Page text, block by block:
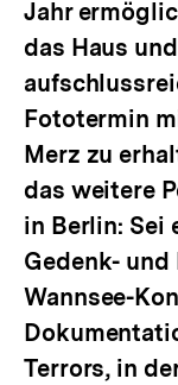
Jahr
das Haus
Fototermin
Merz zu
das weitere
in Berlin: Sei
Gedenk-
Wannsee-
Terrors, in